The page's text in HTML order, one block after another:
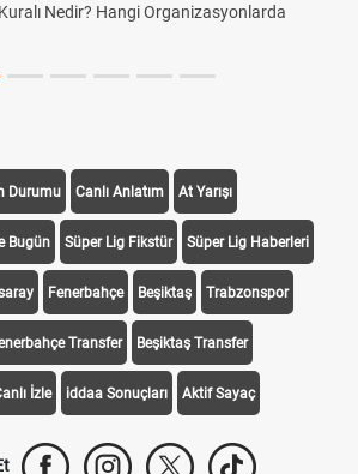
Nedir? Hangi Organizasyonlarda
Durumu Canlı Anlatım At Yarışı
Bugün Süper Lig Fikstür Süper Lig Haberleri
Fenerbahçe Beşiktaş Trabzonspor
Transfer Beşiktaş Transfer
İzle iddaa Sonuçları Aktif Sayaç